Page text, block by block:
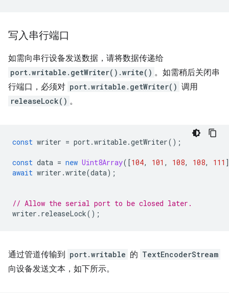
写入串行端口
如需向串行设备发送数据，请将数据传递给
port.writable.getWriter().write() 。如需稍后关闭串
行端口，必须对 port.writable.getWriter() 调用
releaseLock() 。
const writer = port.writable.getWriter();
const data = new Uint8Array([104, 101 , 108, 108, 111
await writer .write(data);
// Allow the serial port to be closed later.
writer . releaseLock();
通过管道传输到 port.writable 的 TextEncoderStream
向设备发送文本，如下所示。